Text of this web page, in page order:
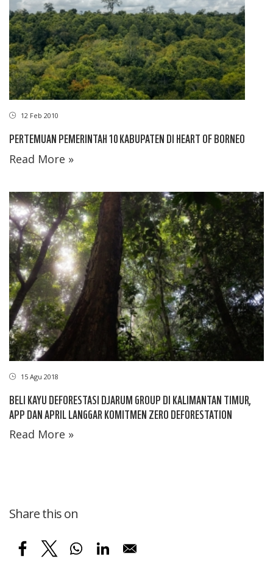
12 Feb 2010
PERTEMUAN PEMERINTAH 10 KABUPATEN DI HEART OF BORNEO
Read More »
15 Agu 2018
BELI KAYU DEFORESTASI DJARUM GROUP DI KALIMANTAN TIMUR,
APP DAN APRIL LANGGAR KOMITMEN ZERO DEFORESTATION
Read More »
Share this on